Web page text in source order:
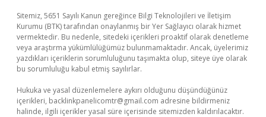
Sitemiz, 5651 Sayılı Kanun gereğince Bilgi Teknolojileri ve İletişim
Kurumu (BTK) tarafından onaylanmış bir Yer Sağlayıcı olarak hizmet
vermektedir. Bu nedenle, sitedeki içerikleri proaktif olarak denetleme
veya araştırma yükümlülüğümüz bulunmamaktadır. Ancak, üyelerimiz
yazdıkları içeriklerin sorumluluğunu taşımakta olup, siteye üye olarak
bu sorumluluğu kabul etmiş sayılırlar.
Hukuka ve yasal düzenlemelere aykırı olduğunu düşündüğünüz
içerikleri, backlinkpanelicomtr@gmail.com adresine bildirmeniz
halinde, ilgili içerikler yasal süre içerisinde sitemizden kaldırılacaktır.